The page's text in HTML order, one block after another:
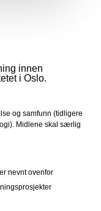
innen
i Oslo.
og samfunn (tidligere
Midlene skal særlig
nevnt ovenfor